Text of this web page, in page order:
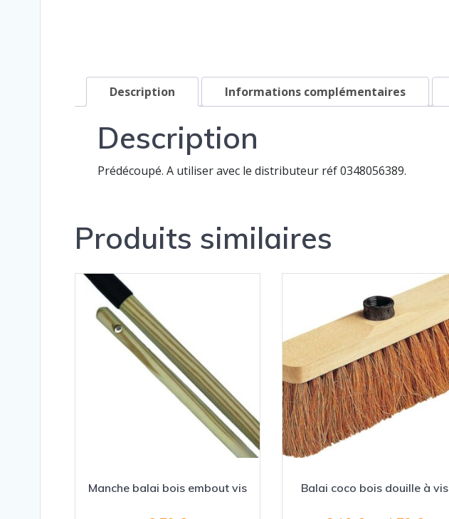
Description Informations complémentaires
Description
Prédécoupé. A utiliser avec le distributeur réf 0348056389.
Produits similaires
Manche balai bois embout vis Balai coco bois douille à vis